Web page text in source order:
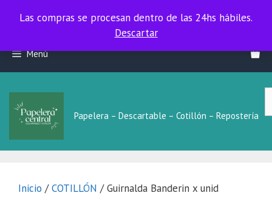
Las compras se procesan dentro de las 24hs hábiles.
Las compras se procesan dentro de las 24hs hábiles.
Descartar
contenido
Menú
Papelera – Descartable – Cotillón – Repostería
Inicio /COTILLÓN / Guirnalda Banderin x unid